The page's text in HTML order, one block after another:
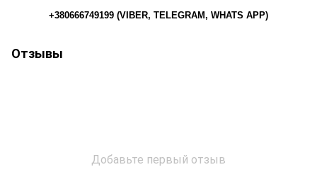
+380666749199 (VIBER, TELEGRAM, WHATS APP)
Отзывы
Добавьте первый отзыв